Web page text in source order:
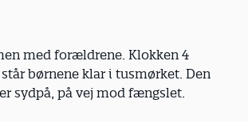
med forældrene. Klokken 4
børnene klar i tusmørket. Den
sydpå, på vej mod fængslet.